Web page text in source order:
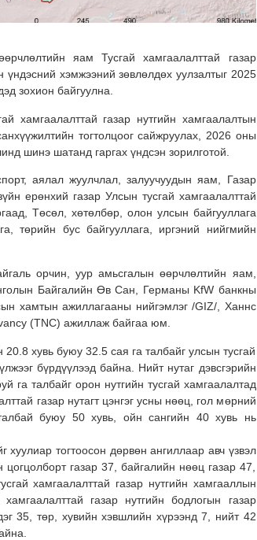
яам Тусгай хамгаалалттай газар
үндэсний хэмжээний зөвлөлдөх уулзалтыг 2025
зохион байгуулна.
хамгаалалттай газар нутгийн хамгаалалтын
тогтолцоог сайжруулах, 2026 оны
шинэ шатанд гаргах үндсэн зорилготой.
аялал жуулчлал, залуучуудын яам, Газар
ерөнхий газар Улсын тусгай хамгаалалттай
Төсөл, хөтөлбөр, олон улсын байгууллага
төрийн бус байгууллага, иргэний нийгмийн
орчин, уур амьсгалын өөрчлөлтийн яам,
Байгалийн Өв Сан, Германы KfW банкны
хамтын ажиллагааны нийгэмлэг /GIZ/, Ханнс
(TNC) ажиллаж байгаа юм.
хувь буюу 32.5 сая га талбайг улсын тусгай
бүрдүүлээд байна. Нийт нутаг дэвсгэрийн
га талбайг орон нутгийн тусгай хамгаалалтад
газар нутагт цэнгэг усны нөөц, гол мөрний
буюу 50 хувь, ойн сангийн 40 хувь нь
хуулиар тогтоосон дөрвөн ангиллаар авч үзвэл
газар 37, байгалийн нөөц газар 47,
хамгаалалттай газар нутгийн хамгааллын
газар нутгийн бодлогын газар
35, төр, хувийн хэвшлийн хүрээнд 7, нийт 42